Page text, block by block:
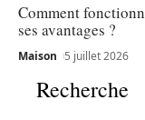
Comment
ses avantages ?
Maison 5 juillet 2026
Recherche